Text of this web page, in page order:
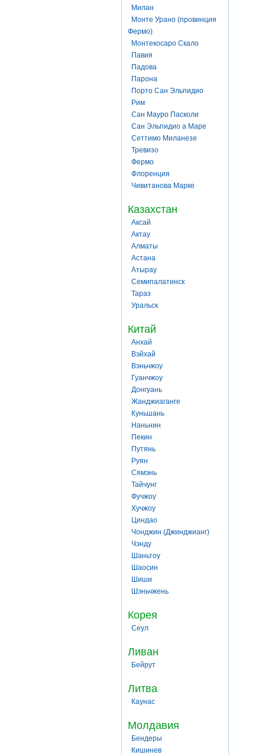
Милан
Монте Урано (провинция
Фермо)
Монтекосаро Скало
Павия
Падова
Парона
Порто Сан Эльпидио
Рим
Сан Мауро Пасколи
Сан Эльпидио а Маре
Сеттимо Миланезе
Тревизо
Фермо
Флоренция
Чивитанова Марке
Казахстан
Аксай
Актау
Алматы
Астана
Атырау
Семипалатинск
Тараз
Уральск
Китай
Анхай
Вэйхай
Вэньчжоу
Гуанчжоу
Донгуань
Жанджиаганге
Куньшань
Наньнин
Пекин
Путянь
Руян
Сямэнь
Тайчунг
Фучжоу
Хучжоу
Циндао
Чонджин (Джинджианг)
Чэнду
Шаньтоу
Шаосин
Шиши
Шэньчжень
Корея
Сеул
Ливан
Бейрут
Литва
Каунас
Молдавия
Бендеры
Кишинев